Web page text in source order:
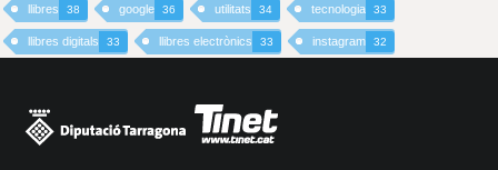
llibres 38 google 36 utilitats 34 tecnologia 33
llibres digitals 33 llibres electrònics 33 instagram 32